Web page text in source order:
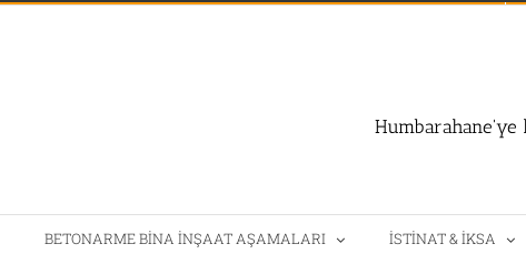
Humbarahane'ye
BETONARME BİNA İNŞAAT AŞAMALARI İSTİNAT & İKSA